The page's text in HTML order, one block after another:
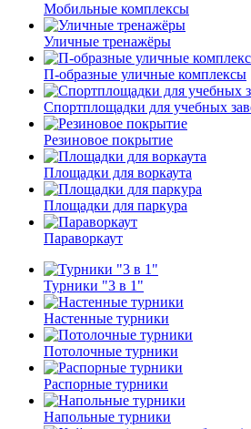
Мобильные комплексы
Уличные тренажёры
П-образные уличные комплексы
Спортплощадки для учебных
Резиновое покрытие
Площадки для воркаута
Площадки для паркура
Параворкаут
Турники "3 в 1"
Настенные турники
Потолочные турники
Распорные турники
Напольные турники